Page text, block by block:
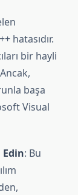
hatasıdır.
bir hayli
başa
Visual
: Bu